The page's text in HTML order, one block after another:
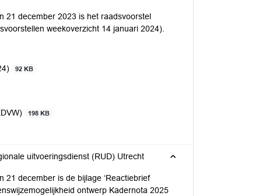
21 december 2023 is het raadsvoorstel
weekoverzicht 14 januari 2024).
92 KB
198 KB
uitvoeringsdienst (RUD) Utrecht
21 december is de bijlage ‘Reactiebrief
ontwerp Kadernota 2025